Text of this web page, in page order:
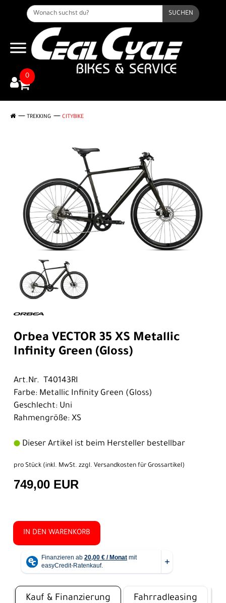
SUCHEN
0
TREKKING CITYBIKE
Orbea VECTOR 35 XS Metallic
Infinity Green (Gloss)
Art.Nr. T40143RI
Farbe: Metallic Infinity Green (Gloss)
Geschlecht: Uni
Rahmengröße: XS
Dieser Artikel ist beim Hersteller bestellbar
pro Stück (inkl. MwSt. zzgl. Versandkosten für Grossartikel)
749,00 EUR
IN DEN WARENKORB
Kauf & Finanzierung Fahrradleasing